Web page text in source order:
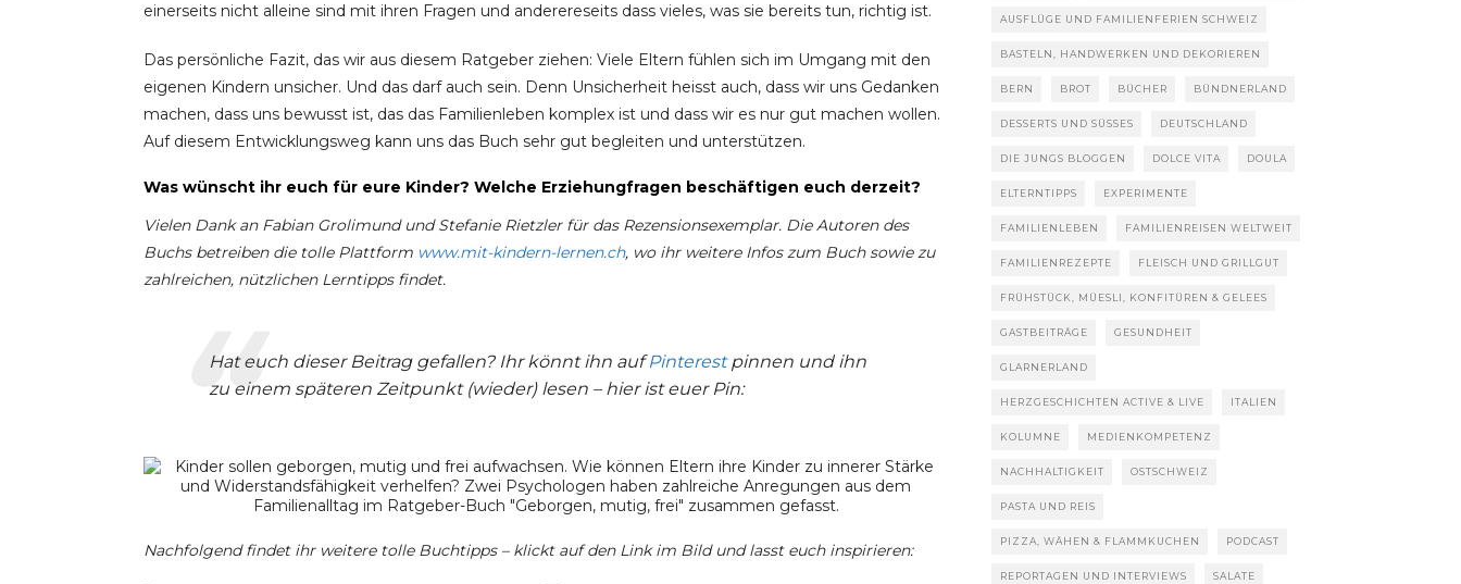
einerseits nicht alleine sind mit ihren Fragen und anderereseits dass vieles, was sie bereits tun, richtig ist.
Das persönliche Fazit, das wir aus diesem Ratgeber ziehen: Viele Eltern fühlen sich im Umgang mit den
eigenen Kindern unsicher. Und das darf auch sein. Denn Unsicherheit heisst auch, dass wir uns Gedanken
machen, dass uns bewusst ist, das das Familienleben komplex ist und dass wir es nur gut machen wollen.
Auf diesem Entwicklungsweg kann uns das Buch sehr gut begleiten und unterstützen.
Was wünscht ihr euch für eure Kinder? Welche Erziehungfragen beschäftigen euch derzeit?
Vielen Dank an Fabian Grolimund und Stefanie Rietzler für das Rezensionsexemplar. Die Autoren des
Buchs betreiben die tolle Plattform www.mit-kindern-lernen.ch, wo ihr weitere Infos zum Buch sowie zu
zahlreichen, nützlichen Lerntipps findet.
Hat euch dieser Beitrag gefallen? Ihr könnt ihn aufPinterestpinnen und ihn
zu einem späteren Zeitpunkt (wieder) lesen – hier ist euer Pin:
Nachfolgend findet ihr weitere tolle Buchtipps – klickt auf den Link im Bild und lasst euch inspirieren:
AUSFLÜGE UND FAMILIENFERIEN SCHWEIZ
BASTELN, HANDWERKEN UND DEKORIEREN
BERN BROT BÜCHER BÜNDNERLAND
DESSERTS UND SÜSSES DEUTSCHLAND
DIE JUNGS BLOGGEN DOLCE VITA DOULA
ELTERNTIPPS EXPERIMENTE
FAMILIENLEBEN FAMILIENREISEN WELTWEIT
FAMILIENREZEPTE FLEISCH UND GRILLGUT
FRÜHSTÜCK, MÜESLI, KONFITÜREN & GELEES
GASTBEITRÄGE GESUNDHEIT
GLARNERLAND
HERZGESCHICHTEN ACTIVE & LIVE ITALIEN
KOLUMNE MEDIENKOMPETENZ
NACHHALTIGKEIT OSTSCHWEIZ
PASTA UND REIS
PIZZA, WÄHEN & FLAMMKUCHEN PODCAST
REPORTAGEN UND INTERVIEWS SALATE